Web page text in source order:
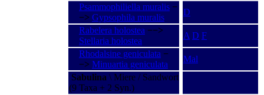
Psammophiliella muralis −
−> Gypsophila muralis
D
Rabelera holostea −−>
Stellaria holostea
A D F
Rhodalsine geniculata −
−> Minuartia geniculata
Mal
Sabulina \ Miere / Sandwort
(9 Taxa + 2 Syn.)